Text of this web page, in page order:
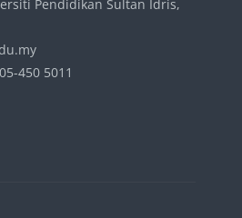
Pendidikan Sultan Idris,
450 5011